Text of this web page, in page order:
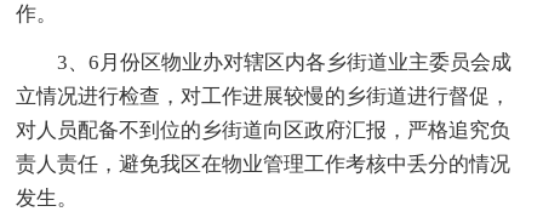
作。
3、6月份区物业办对辖区内各乡街道业主委员会成
立情况进行检查，对工作进展较慢的乡街道进行督促，
对人员配备不到位的乡街道向区政府汇报，严格追究负
责人责任，避免我区在物业管理工作考核中丢分的情况
发生。